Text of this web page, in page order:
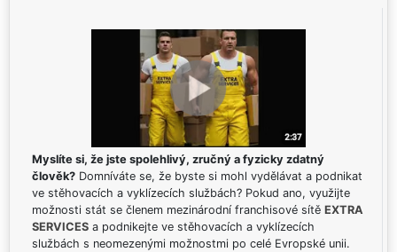
Myslíte si, že jste spolehlivý, zručný a fyzicky zdatný
člověk? Domníváte se, že byste si mohl vydělávat a podnikat
ve stěhovacích a vyklízecích službách? Pokud ano, využijte
možnosti stát se členem mezinárodní franchisové sítě EXTRA
SERVICES a podnikejte ve stěhovacích a vyklízecích
službách s neomezenými možnostmi po celé Evropské unii.